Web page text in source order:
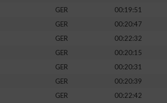
GER
00:19:51
GER
00:20:47
GER
00:22:32
GER 00:20:15
GER
00:20:31
GER
00:20:39
GER
00:22:42